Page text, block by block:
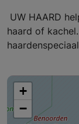
UW HAARD
haard of
+
−